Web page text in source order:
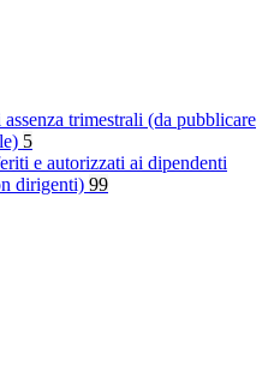
assenza trimestrali (da pubblicare
5
e autorizzati ai dipendenti
dirigenti) 99